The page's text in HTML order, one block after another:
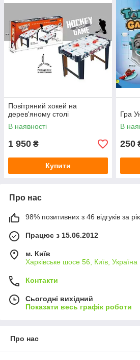
Повітряний хокей на
дерев'яному столі
В наявності
1 950 ₴
Купити
Гра
В
250
Про нас
98% позитивних з 46 відгуків за рік
Працює з 15.06.2012
м. Київ
Харківське шосе 56, Київ, Україна
Контакти
Сьогодні вихідний
Показати весь графік роботи
Про нас